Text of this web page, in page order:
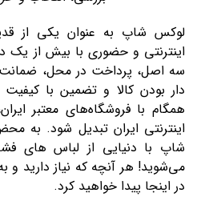
لوکس شاپ به عنوان یکی از
اینترنتی و حضوری با بیش از یک
سه اصل، پرداخت در محل، ضمانت
دار بودن کالا و تضمین با
همگام با فروشگاه‌های معتبر
اینترنتی ایران تبدیل شود. به
شاپ با دنیایی از لباس های
می‌شوید! هر آنچه که نیاز دارید
در اینجا پیدا خواهید کرد.